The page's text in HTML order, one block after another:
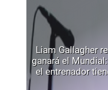
Liam Gallagher
ganará el
el entrenador